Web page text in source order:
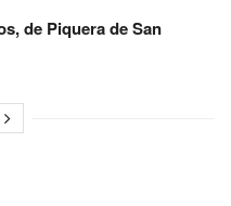
de Piquera de San